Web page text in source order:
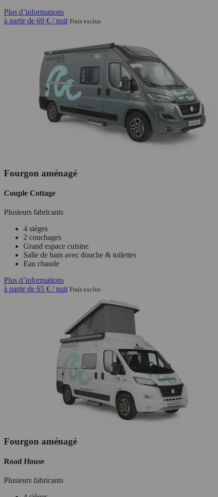
Plus d’informations
à partir de 69 € / nuit Frais exclus
Fourgon aménagé
Couple Cottage
Plusieurs fabricants
4 sièges
2 couchages
Grand espace cuisine
Salle de bain avec douche & toilettes
Eau chaude
Plus d’informations
à partir de 65 € / nuit Frais exclus
Fourgon aménagé
Road House
Plusieurs fabricants